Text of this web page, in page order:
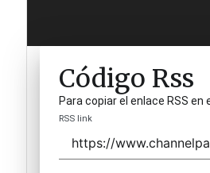
Código Rss
Para copiar el enlace RSS
RSS link